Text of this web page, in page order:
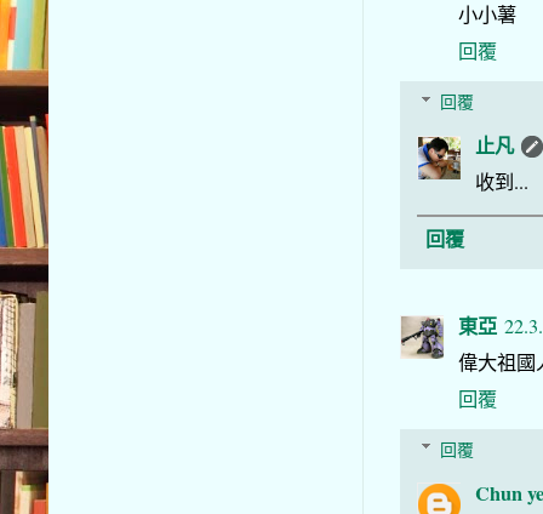
小小薯
回覆
回覆
止凡
收到...
回覆
東亞
偉大祖國
回覆
回覆
Chun